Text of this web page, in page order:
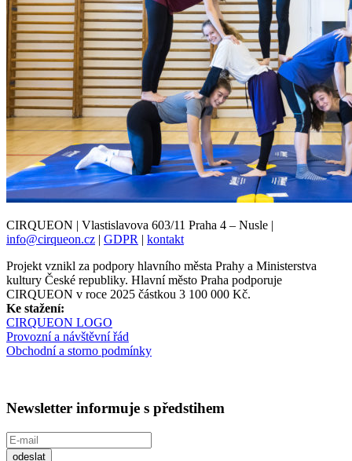
CIRQUEON | Vlastislavova 603/11 Praha 4 – Nusle |
info@cirqueon.cz | GDPR | kontakt
Projekt vznikl za podpory hlavního města Prahy a Ministerstva
kultury České republiky. Hlavní město Praha podporuje
CIRQUEON v roce 2025 částkou 3 100 000 Kč.
Ke stažení:
CIRQUEON LOGO
Provozní a návštěvní řád
Obchodní a storno podmínky
Newsletter informuje s předstihem